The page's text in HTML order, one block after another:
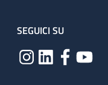
SEGUICI SU